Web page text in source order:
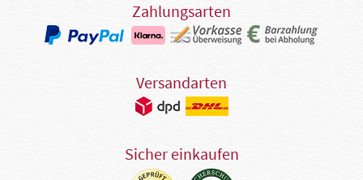
Zahlungsarten
Versandarten
Sicher einkaufen